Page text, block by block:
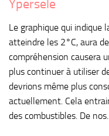
Ypersele
Le graphique qui indique
atteindre les 2°C, aura
compréhension causera
plus continuer à utiliser
devrions même plus
actuellement. Cela
des combustibles. De